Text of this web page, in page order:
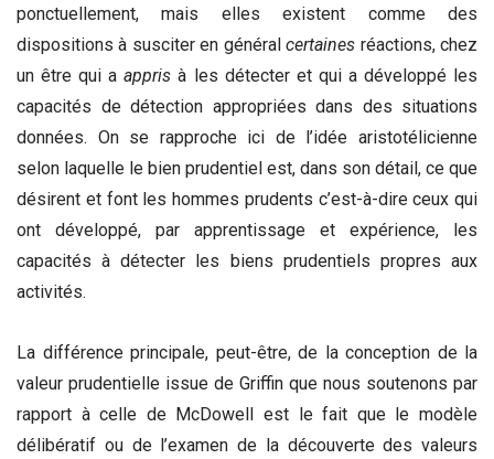
ponctuellement, mais elles existent comme des
dispositions à susciter en généralcertaines réactions, chez
un être qui aappris à les détecter et qui a développé les
capacités de détection appropriées dans des situations
données. On se rapproche ici de l’idée aristotélicienne
selon laquelle le bien prudentiel est, dans son détail, ce que
désirent et font les hommes prudents c’est-à-dire ceux qui
ont développé, par apprentissage et expérience, les
capacités à détecter les biens prudentiels propres aux
activités.
La différence principale, peut-être, de la conception de la
valeur prudentielle issue de Griffin que nous soutenons par
rapport à celle de McDowell est le fait que le modèle
délibératif ou de l’examen de la découverte des valeurs